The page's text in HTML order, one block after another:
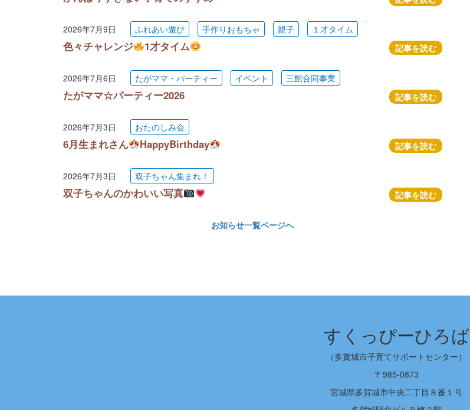
2026年7月9日 ふれあい遊び 手作りおもちゃ 親子 １才タイム
色々チャレンジ 1才タイム 記事を読む
2026年7月6日 たがママ・パーティー イベント 三館合同事業
たがママ☆パーティー2026 記事を読む
2026年7月3日 おたのしみ会
6月生まれさん HappyBirthday 記事を読む
2026年7月3日 双子ちゃん集まれ！
双子ちゃんのかわいい写真 記事を読む
お知らせ一覧ページへ
すくっぴーひろば
（多賀城市子育てサポートセンター）
〒985-0873
宮城県多賀城市中央二丁目８番１号